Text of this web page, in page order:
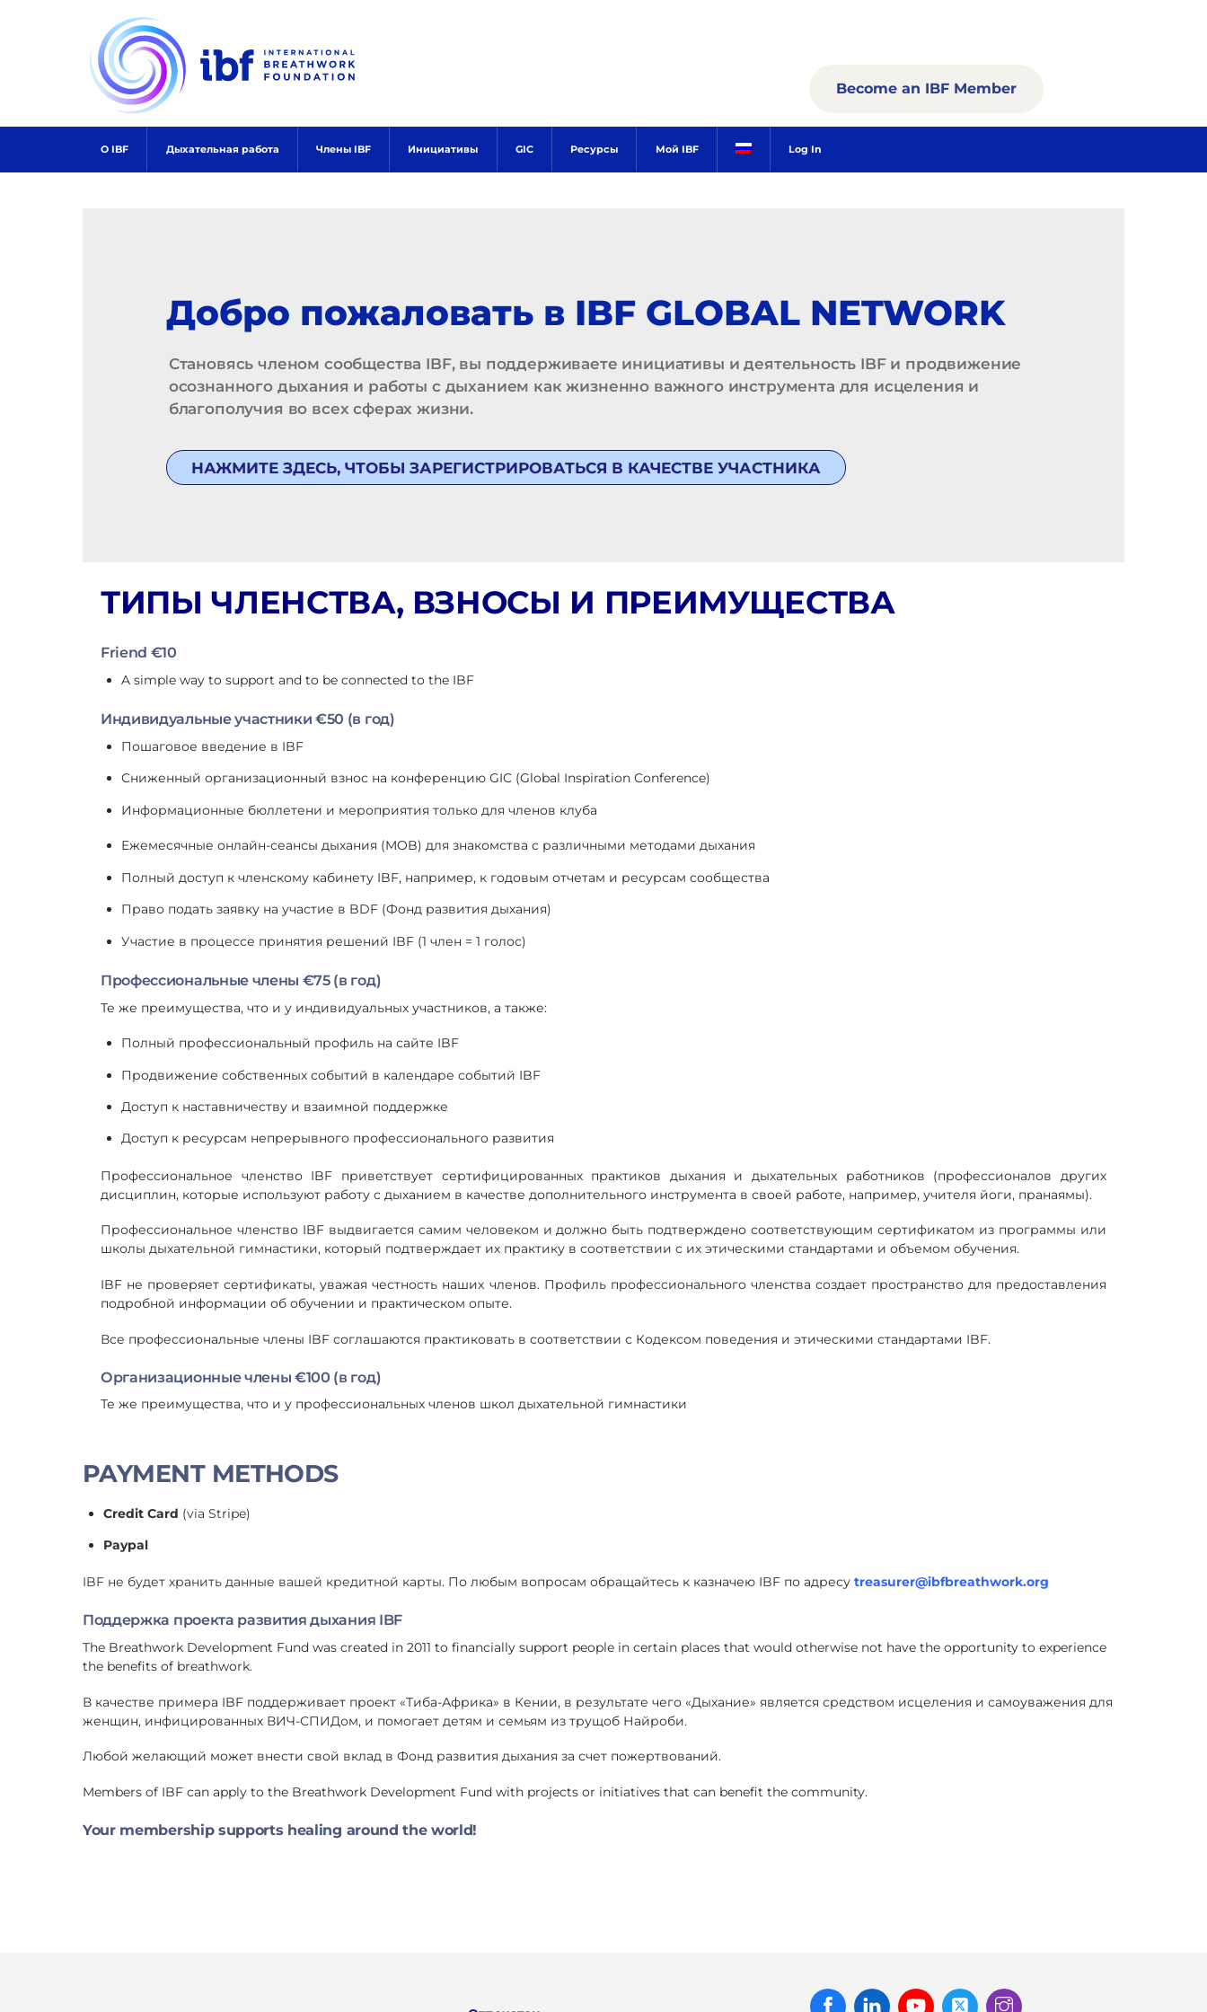
О IBF Дыхательная работа Члены IBF Инициативы GIC Ресурсы Мой IBF Log In
Become an IBF Member
Добро пожаловать в IBF GLOBAL NETWORK
Становясь членом сообщества IBF, вы поддерживаете инициативы и деятельность IBF и продвижение
осознанного дыхания и работы с дыханием как жизненно важного инструмента для исцеления и
благополучия во всех сферах жизни.
НАЖМИТЕ ЗДЕСЬ, ЧТОБЫ ЗАРЕГИСТРИРОВАТЬСЯ В КАЧЕСТВЕ УЧАСТНИКА
ТИПЫ ЧЛЕНСТВА, ВЗНОСЫ И ПРЕИМУЩЕСТВА
Friend €10
A simple way to support and to be connected to the IBF
Индивидуальные участники €50 (в год)
Пошаговое введение в IBF
Сниженный организационный взнос на конференцию GIC (Global Inspiration Conference)
Информационные бюллетени и мероприятия только для членов клуба
Ежемесячные онлайн-сеансы дыхания (MOB) для знакомства с различными методами дыхания
Полный доступ к членскому кабинету IBF, например, к годовым отчетам и ресурсам сообщества
Право подать заявку на участие в BDF (Фонд развития дыхания)
Участие в процессе принятия решений IBF (1 член = 1 голос)
Профессиональные члены €75 (в год)
Те же преимущества, что и у индивидуальных участников, а также:
Полный профессиональный профиль на сайте IBF
Продвижение собственных событий в календаре событий IBF
Доступ к наставничеству и взаимной поддержке
Доступ к ресурсам непрерывного профессионального развития
Профессиональное членство IBF приветствует сертифицированных практиков дыхания и дыхательных работников (профессионалов других
дисциплин, которые используют работу с дыханием в качестве дополнительного инструмента в своей работе, например, учителя йоги, пранаямы).
Профессиональное членство IBF выдвигается самим человеком и должно быть подтверждено соответствующим сертификатом из программы или
школы дыхательной гимнастики, который подтверждает их практику в соответствии с их этическими стандартами и объемом обучения.
IBF не проверяет сертификаты, уважая честность наших членов. Профиль профессионального членства создает пространство для предоставления
подробной информации об обучении и практическом опыте.
Все профессиональные члены IBF соглашаются практиковать в соответствии с Кодексом поведения и этическими стандартами IBF.
Организационные члены €100 (в год)
Те же преимущества, что и у профессиональных членов школ дыхательной гимнастики
PAYMENT METHODS
Credit Card (via Stripe)
Paypal
IBF не будет хранить данные вашей кредитной карты. По любым вопросам обращайтесь к казначею IBF по адресу treasurer@ibfbreathwork.org
Поддержка проекта развития дыхания IBF
The Breathwork Development Fund was created in 2011 to financially support people in certain places that would otherwise not have the opportunity to experience
the benefits of breathwork.
В качестве примера IBF поддерживает проект «Тиба-Африка» в Кении, в результате чего «Дыхание» является средством исцеления и самоуважения для
женщин, инфицированных ВИЧ-СПИДом, и помогает детям и семьям из трущоб Найроби.
Любой желающий может внести свой вклад в Фонд развития дыхания за счет пожертвований.
Members of IBF can apply to the Breathwork Development Fund with projects or initiatives that can benefit the community.
Your membership supports healing around the world!
FacebookLinked
In
Youtube Twitter